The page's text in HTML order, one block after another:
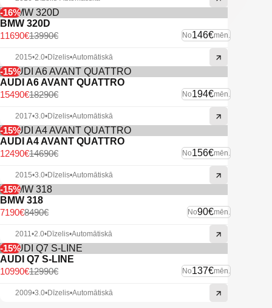
-16%
BMW 320D
No146€mēn.
13990€
11690€
2015•2.0•Dīzelis•Automātiskā
-15%
AUDI A6 AVANT QUATTRO
No194€mēn.
18290€
15490€
2017•3.0•Dīzelis•Automātiskā
-15%
AUDI A4 AVANT QUATTRO
No156€mēn.
14690€
12490€
2015•3.0•Dīzelis•Automātiskā
-15%
BMW 318
No90€mēn.
8490€
7190€
2011•2.0•Dīzelis•Automātiskā
-15%
AUDI Q7 S-LINE
No137€mēn.
12990€
10990€
2009•3.0•Dīzelis•Automātiskā